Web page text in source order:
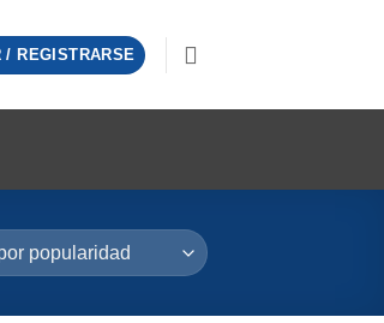
/ REGISTRARSE